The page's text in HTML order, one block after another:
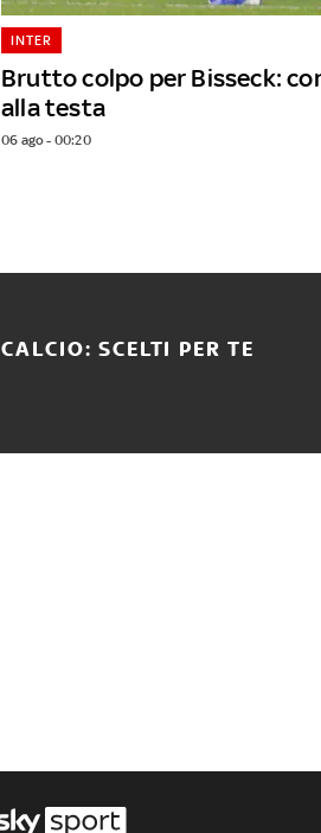
Brutto colpo per Bisseck:
alla testa
INTER
06 ago - 00:20
CALCIO: SCELTI PER TE